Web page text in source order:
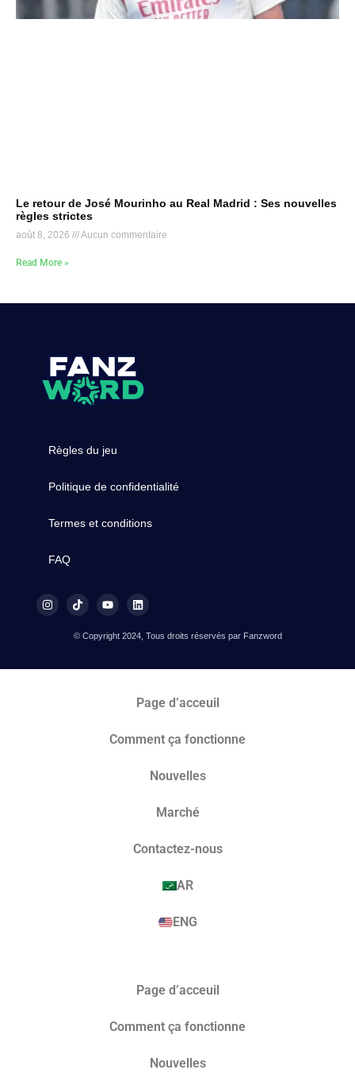
Le retour de José Mourinho au Real Madrid : Ses nouvelles
règles strictes
août 8, 2026 Aucun commentaire
Read More »
Règles du jeu
Politique de confidentialité
Termes et conditions
FAQ
© Copyright 2024, Tous droits réservés par Fanzword
Page d’acceuil
Comment ça fonctionne
Nouvelles
Marché​
Contactez-nous
AR
ENG
Page d’acceuil
Comment ça fonctionne
Nouvelles